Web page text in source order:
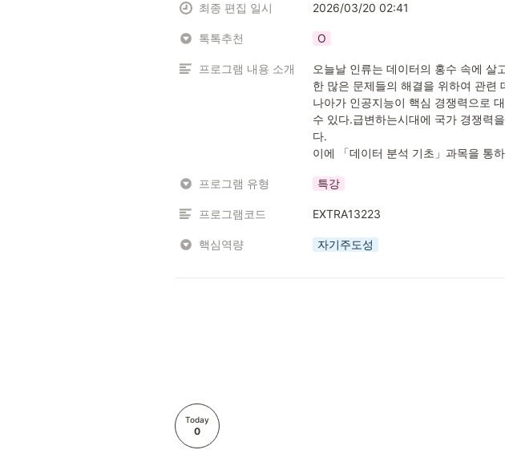
최종 편집 일시 2026/03/20 02:41
톡톡추천 O
프로그램 내용 소개
오늘날 인류는 데이터의 홍수 속에 살
한 많은 문제들의 해결을 위하여 관련
나아가 인공지능이 핵심 경쟁력으로
수 있다.급변하는시대에 국가 경쟁력
다.
이에 「데이터 분석 기초」과목을 통
프로그램 유형 특강
프로그램코드 EXTRA13223
핵심역량 자기주도성
Today
0